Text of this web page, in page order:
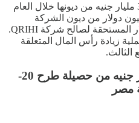
تستهدف مجموعة القلعة سداد 30 مليار جنيه من ديونها خلال العام
ويشمل ذلك سداد 300 مليون دولار من ديون الشركة
المصرية للتكرير و240 مليون دولار المستحقة لصالح شركة QRIHI.
زيادة رأس المال المتعلقة
الثالث.
"بنيان" تتوقع جمع 1.8 مليار جنيه من حصيلة طرح 20-